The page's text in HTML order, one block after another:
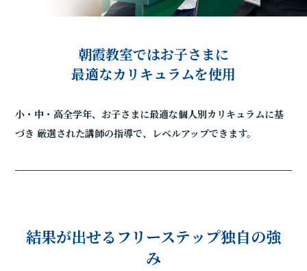
朝霞教室ではお子さまに
最適なカリキュラムを使用
小・中・高全学年、お子さまに最適な個人別カリキュラムに基
づき 厳選された講師の指導で、レベルアップできます。
結果が出せるフリーステップ独自の強
み